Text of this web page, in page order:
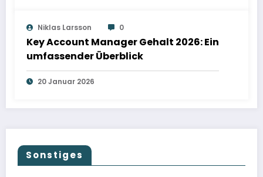
Niklas Larsson 0
Key Account Manager Gehalt 2026: Ein
umfassender Überblick
20 Januar 2026
Sonstiges